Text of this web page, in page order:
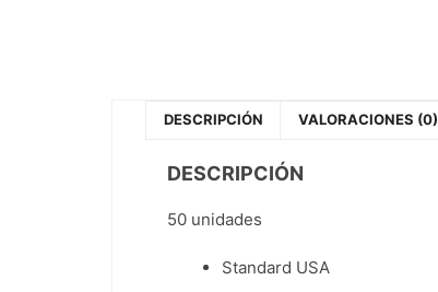
DESCRIPCIÓN VALORACIONES (0)
DESCRIPCIÓN
50 unidades
Standard USA